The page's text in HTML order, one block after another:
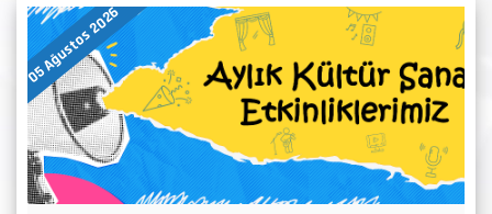
05 Ağustos 2026